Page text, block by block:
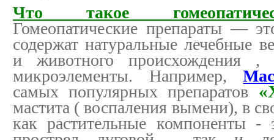
Что такое
Гомеопатические препараты —
содержат натуральные лечебные
и животного происхождения
микроэлементы. Например,
самых популярных препаратов
мастита ( воспаления вымени), в
как растительные компоненты